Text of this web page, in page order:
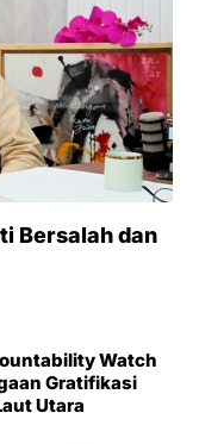
Bersalah dan
Watch
Gratifikasi
Utara